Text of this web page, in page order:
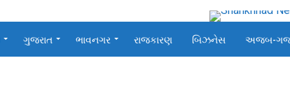
ગુજરાત ભાવનગર રાજકારણ બિઝનેસ અજબ-